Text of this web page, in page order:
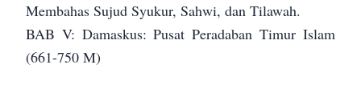
Membahas Sujud Syukur, Sahwi, dan Tilawah.
BAB V: Damaskus: Pusat Peradaban Timur Islam
(661-750 M)